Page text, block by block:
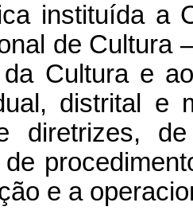
instituída a
de Cultura
Cultura e
distrital e
diretrizes,
e a